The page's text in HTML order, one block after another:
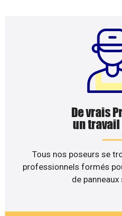
De vrais
un travail
Tous nos poseurs se
professionnels formés
de